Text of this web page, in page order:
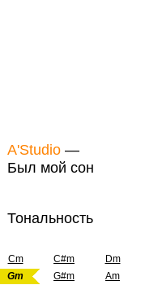
A'Studio —
Был мой сон
Тональность
Cm C#m Dm
Gm
G#m Am